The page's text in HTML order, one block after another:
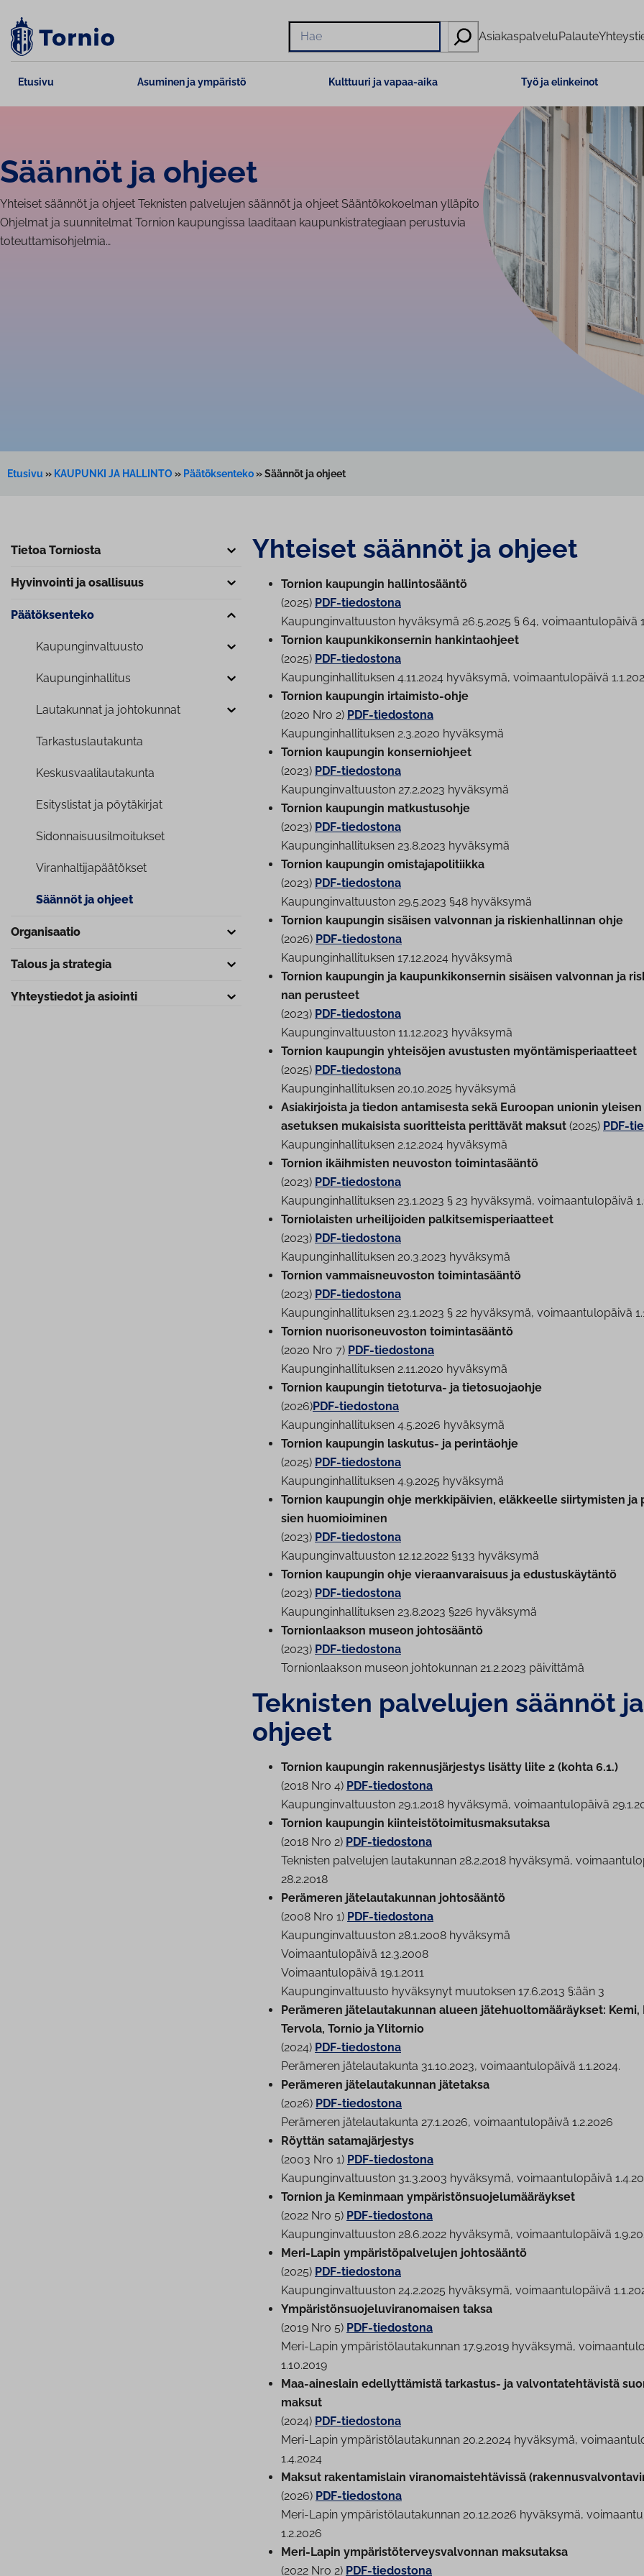
sisältöön
Hae
AsiakaspalveluPalaute
Etusivu Asuminen ja ympäristö Kulttuuri ja vapaa-aika Työ ja elinkeinot
Säännöt ja ohjeet
Yhteiset säännöt ja ohjeet Teknisten palvelujen säännöt ja ohjeet Sään­tö­ko­koel­man ylläpito
Ohjelmat ja suun­ni­tel­mat Tornion kaupungissa laaditaan kaupunkistrategiaan perustuvia
toteuttamisohjelmia…
Etusivu » KAUPUNKI JA HALLINTO » Päätöksenteko»Säännöt ja ohjeet
Tietoa Torniosta
Hyvinvointi ja osallisuus
Pää­tök­sen­te­ko
Kau­pun­gin­val­tuus­to
Kau­pun­gin­hal­li­tus
Lautakunnat ja johtokunnat
Tar­kas­tus­lau­ta­kun­ta
Kes­kus­vaa­li­lau­ta­kun­ta
Esi­tys­lis­tat ja pöytäkirjat
Si­don­nai­suusil­moi­tuk­set
Vi­ran­hal­ti­ja­pää­tök­set
Säännöt ja ohjeet
Or­ga­ni­saa­tio
Talous ja strategia
Yh­teys­tie­dot ja asiointi
Yhteiset säännöt ja ohjeet
Tornion kaupungin hal­lin­to­sään­tö
(2025) PDF-tiedostona
Kau­pun­gin­val­tuus­ton hyväksymä 26.5.2025 § 64, voi­maan­tu­lo­päi­vä
Tornion kau­pun­ki­kon­ser­nin han­kin­taoh­jeet
(2025) PDF-tiedostona
Kau­pun­gin­hal­li­tuk­sen 4.11.2024 hyväksymä, voi­maan­tu­lo­päi­vä
Tornion kaupungin irtaimisto-ohje
(2020 Nro 2) PDF-tiedostona
Kau­pun­gin­hal­li­tuk­sen 2.3.2020 hyväksymä
Tornion kaupungin kon­ser­nioh­jeet
(2023) PDF-tiedostona
Kau­pun­gin­val­tuus­ton 27.2.2023 hyväksymä
Tornion kaupungin mat­kus­tus­oh­je
(2023) PDF-tiedostona
Kau­pun­gin­hal­li­tuk­sen 23.8.2023 hyväksymä
Tornion kaupungin omis­ta­ja­po­li­tiik­ka
(2023) PDF-tiedostona
Kau­pun­gin­val­tuus­ton 29.5.2023 §48 hyväksymä
Tornion kaupungin sisäisen valvonnan ja ris­kien­hal­lin­nan ohje
(2026) PDF-tiedostona
Kau­pun­gin­hal­li­tuk­sen 17.12.2024 hyväksymä
Tornion kaupungin ja kau­pun­ki­kon­ser­nin sisäisen valvonnan ja
nan perusteet
(2023) PDF-tiedostona
Kau­pun­gin­val­tuus­ton 11.12.2023 hyväksymä
Tornion kaupungin yhteisöjen avustusten myön­tä­mis­pe­ri­aat­teet
(2025) PDF-tiedostona
Kau­pun­gin­hal­li­tuk­sen 20.10.2025 hyväksymä
Asia­kir­jois­ta ja tiedon antamisesta sekä Euroopan unionin
asetuksen mukaisista suo­rit­teis­ta perittävät maksut (2025) PDF-
Kau­pun­gin­hal­li­tuk­sen 2.12.2024 hyväksymä
Tornion ikäihmisten neuvoston toi­min­ta­sään­tö
(2023) PDF-tiedostona
Kau­pun­gin­hal­li­tuk­sen 23.1.2023 § 23 hyväksymä, voi­maan­tu­lo­päi­vä
Tor­nio­lais­ten ur­hei­li­joi­den pal­kit­se­mis­pe­ri­aat­teet
(2023) PDF-tiedostona
Kau­pun­gin­hal­li­tuk­sen 20.3.2023 hyväksymä
Tornion vam­mais­neu­vos­ton toi­min­ta­sään­tö
(2023) PDF-tiedostona
Kau­pun­gin­hal­li­tuk­sen 23.1.2023 § 22 hyväksymä, voi­maan­tu­lo­päi­vä
Tornion nuo­ri­so­neu­vos­ton toi­min­ta­sään­tö
(2020 Nro 7) PDF-tiedostona
Kau­pun­gin­hal­li­tuk­sen 2.11.2020 hyväksymä
Tornion kaupungin tietoturva- ja tie­to­suo­jaoh­je
(2026)PDF-tiedostona
Kau­pun­gin­hal­li­tuk­sen 4.5.2026 hyväksymä
Tornion kaupungin laskutus- ja perintäohje
(2025) PDF-tiedostona
Kau­pun­gin­hal­li­tuk­sen 4.9.2025 hyväksymä
Tornion kaupungin ohje merk­ki­päi­vien, eläkkeelle siir­ty­mis­ten
sien huo­mioi­mi­nen
(2023) PDF-tiedostona
Kau­pun­gin­val­tuus­ton 12.12.2022 §133 hyväksymä
Tornion kaupungin ohje vie­raan­va­rai­suus ja edus­tus­käy­tän­tö
(2023) PDF-tiedostona
Kau­pun­gin­hal­li­tuk­sen 23.8.2023 §226 hyväksymä
Tor­nion­laak­son museon johtosääntö
(2023) PDF-tiedostona
Tor­nion­laak­son museon johtokunnan 21.2.2023 päivittämä
Teknisten palvelujen säännöt ja
ohjeet
Tornion kaupungin ra­ken­nus­jär­jes­tys lisätty liite 2 (kohta 6.1.)
(2018 Nro 4) PDF-tiedostona
Kau­pun­gin­val­tuus­ton 29.1.2018 hyväksymä, voi­maan­tu­lo­päi­vä
Tornion kaupungin kiin­teis­tö­toi­mi­tus­mak­su­tak­sa
(2018 Nro 2) PDF-tiedostona
Teknisten palvelujen lautakunnan 28.2.2018 hyväksymä,
28.2.2018
Perämeren jä­te­lau­ta­kun­nan johtosääntö
(2008 Nro 1) PDF-tiedostona
Kau­pun­gin­val­tuus­ton 28.1.2008 hyväksymä
Voi­maan­tu­lo­päi­vä 12.3.2008
Voi­maan­tu­lo­päi­vä 19.1.2011
Kau­pun­gin­val­tuus­to hyväksynyt muutoksen 17.6.2013 §:ään 3
Perämeren jä­te­lau­ta­kun­nan alueen jä­te­huol­to­mää­räyk­set: Kemi,
Tervola, Tornio ja Ylitornio
(2024) PDF-tiedostona
Perämeren jä­te­lau­ta­kun­ta 31.10.2023, voi­maan­tu­lo­päi­vä 1.1.2024.
Perämeren jä­te­lau­ta­kun­nan jätetaksa
(2026) PDF-tiedostona
Perämeren jä­te­lau­ta­kun­ta 27.1.2026, voi­maan­tu­lo­päi­vä 1.2.2026
Röyttän sa­ta­ma­jär­jes­tys
(2003 Nro 1) PDF-tiedostona
Kau­pun­gin­val­tuus­ton 31.3.2003 hyväksymä, voi­maan­tu­lo­päi­vä
Tornion ja Keminmaan ym­pä­ris­tön­suo­je­lu­mää­räyk­set
(2022 Nro 5) PDF-tiedostona
Kau­pun­gin­val­tuus­ton 28.6.2022 hyväksymä, voi­maan­tu­lo­päi­vä
Meri-Lapin ym­pä­ris­tö­pal­ve­lu­jen johtosääntö
(2025) PDF-tiedostona
Kau­pun­gin­val­tuus­ton 24.2.2025 hyväksymä, voi­maan­tu­lo­päi­vä
Ym­pä­ris­tön­suo­je­lu­vi­ran­omai­sen taksa
(2019 Nro 5) PDF-tiedostona
Meri-Lapin ym­pä­ris­tö­lau­ta­kun­nan 17.9.2019 hyväksymä,
1.10.2019
Maa-aineslain edel­lyt­tä­mis­tä tarkastus- ja val­von­ta­teh­tä­vis­tä
maksut
(2024) PDF-tiedostona
Meri-Lapin ym­pä­ris­tö­lau­ta­kun­nan 20.2.2024 hyväksymä,
1.4.2024
Maksut ra­ken­ta­mis­lain vi­ran­omais­teh­tä­vis­sä
(2026) PDF-tiedostona
Meri-Lapin ym­pä­ris­tö­lau­ta­kun­nan 20.12.2026 hyväksymä,
1.2.2026
Meri-Lapin ym­pä­ris­tö­ter­veys­val­von­nan maksutaksa
(2022 Nro 2) PDF-tiedostona